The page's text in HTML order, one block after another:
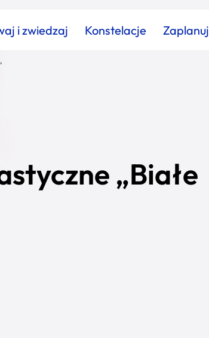
i zwiedzaj Konstelacje Zaplanuj
„Białe